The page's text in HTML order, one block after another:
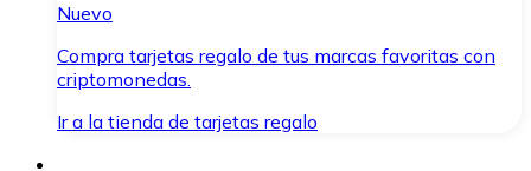
Nuevo
Compra tarjetas regalo de tus marcas favoritas con
criptomonedas.
Ir a la tienda de tarjetas regalo